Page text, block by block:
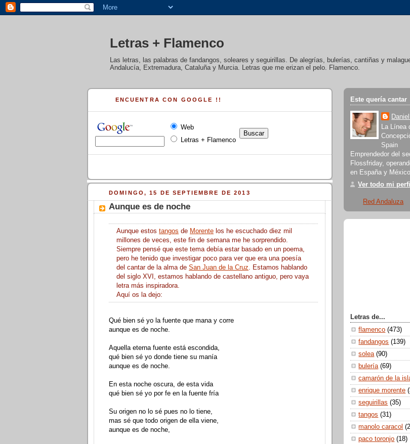
Letras + Flamenco
Las letras, las palabras de fandangos, soleares y seguirillas. De alegrías, bulerías, cantiñas y
Andalucía, Extremadura, Cataluña y Murcia. Letras que me erizan el pelo. Flamenco.
ENCUENTRA CON GOOGLE !!
Web
Letras + Flamenco
DOMINGO, 15 DE SEPTIEMBRE DE 2013
Aunque es de noche
Aunque estos tangos de Morente los he escuchado diez mil
millones de veces, este fin de semana me he sorprendido.
Siempre pensé que este tema debía estar basado en un poema,
pero he tenido que investigar poco para ver que era una poesía
del cantar de la alma de San Juan de la Cruz . Estamos hablando
del siglo XVI, estamos hablando de castellano antiguo, pero vaya
letra más inspiradora.
Aquí os la dejo:
Qué bien sé yo la fuente que mana y corre
aunque es de noche.
Aquella eterna fuente está escondida,
qué bien sé yo donde tiene su manía
aunque es de noche.
En esta noche oscura, de esta vida
qué bien sé yo por fe en la fuente fría
Su origen no lo sé pues no lo tiene,
mas sé que todo origen de ella viene,
aunque es de noche,
Este quería cantar
La Línea
Spain
Emprendedor del
Flossfriday,
en España y
Ver todo mi perfil
Red Andaluza
Letras de...
flamenco (473)
fandangos (139)
solea (90)
bulería (69)
camarón de la
enrique morente
seguirillas (35)
tangos (31)
manolo caracol
paco toronjo (18)